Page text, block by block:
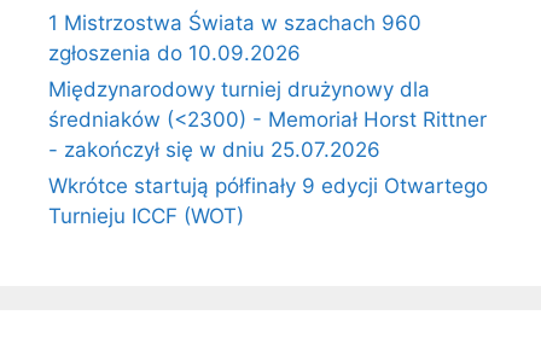
1 Mistrzostwa Świata w szachach 960
zgłoszenia do 10.09.2026
Międzynarodowy turniej drużynowy dla
średniaków (<2300) - Memoriał Horst Rittner
- zakończył się w dniu 25.07.2026
Wkrótce startują półfinały 9 edycji Otwartego
Turnieju ICCF (WOT)